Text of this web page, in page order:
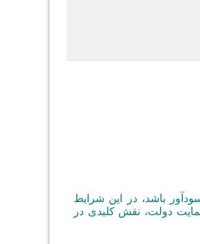
باشد، در این شرایط
دولت، نقش کلیدی در